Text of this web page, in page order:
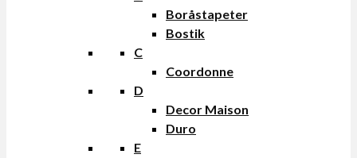
Boråstapeter
Bostik
C
Coordonne
D
Decor Maison
Duro
E